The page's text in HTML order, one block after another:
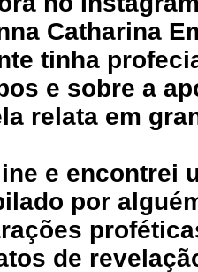
Catharina
tinha
e sobre a
relata em
e encontrei
por
de